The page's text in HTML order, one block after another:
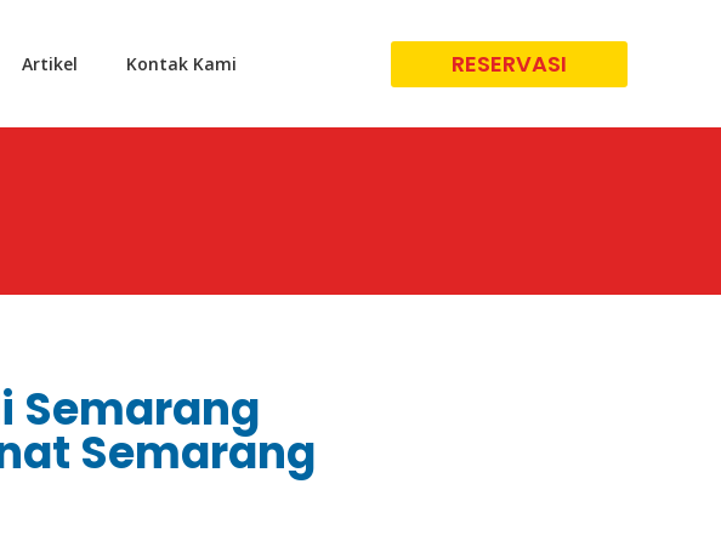
Artikel Kontak Kami RESERVASI
Semarang
Semarang